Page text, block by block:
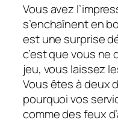
Vous avez
s’enchaînent en
est une surprise
c’est que vous ne
jeu, vous laissez
Vous êtes à deux
pourquoi vos
comme des feux